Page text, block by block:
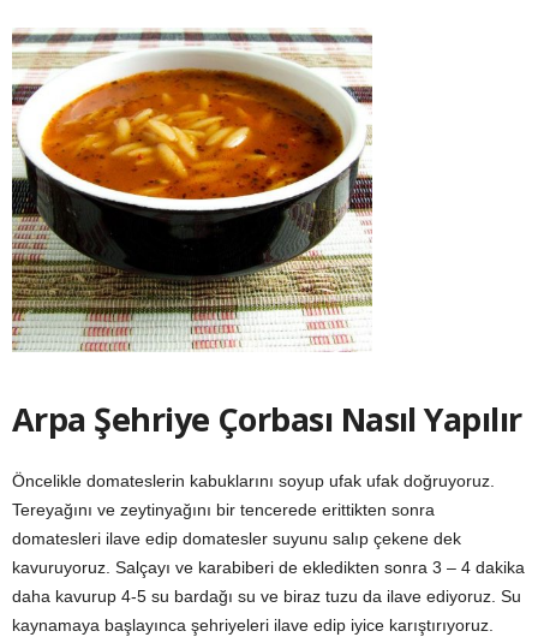
Arpa Şehriye Çorbası Nasıl Yapılır
Öncelikle domateslerin kabuklarını soyup ufak ufak doğruyoruz.
Tereyağını ve zeytinyağını bir tencerede erittikten sonra
domatesleri ilave edip domatesler suyunu salıp çekene dek
kavuruyoruz. Salçayı ve karabiberi de ekledikten sonra 3 – 4 dakika
daha kavurup 4-5 su bardağı su ve biraz tuzu da ilave ediyoruz. Su
kaynamaya başlayınca şehriyeleri ilave edip iyice karıştırıyoruz.